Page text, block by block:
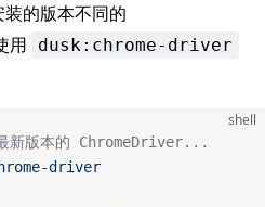
装的版本不同的
用
dusk:chrome-driver
shell
新版本的 ChromeDriver...
driver